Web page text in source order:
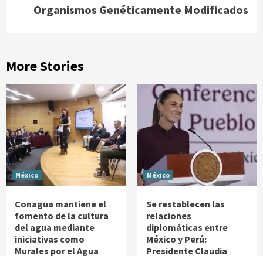
Organismos Genéticamente Modificados
More Stories
México
Conagua mantiene el
fomento de la cultura
del agua mediante
iniciativas como
Murales por el Agua
México
Se restablecen las
relaciones
diplomáticas entre
México y Perú:
Presidente Claudia